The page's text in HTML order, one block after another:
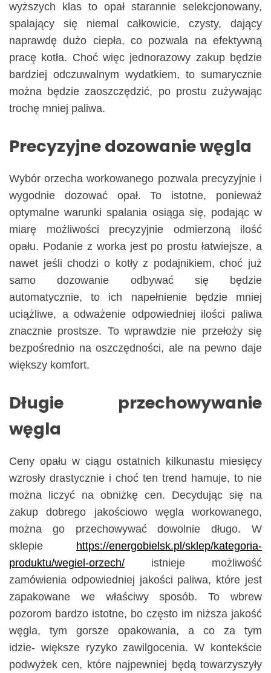
wyższych klas to opał starannie selekcjonowany,
spalający się niemal całkowicie, czysty, dający
naprawdę dużo ciepła, co pozwala na efektywną
pracę kotła. Choć więc jednorazowy zakup będzie
bardziej odczuwalnym wydatkiem, to sumarycznie
można będzie zaoszczędzić, po prostu zużywając
trochę mniej paliwa.
Precyzyjne dozowanie węgla
Wybór orzecha workowanego pozwala precyzyjnie i
wygodnie dozować opał. To istotne, ponieważ
optymalne warunki spalania osiąga się, podając w
miarę możliwości precyzyjnie odmierzoną ilość
opału. Podanie z worka jest po prostu łatwiejsze, a
nawet jeśli chodzi o kotły z podajnikiem, choć już
samo dozowanie odbywać się będzie
automatycznie, to ich napełnienie będzie mniej
uciążliwe, a odważenie odpowiedniej ilości paliwa
znacznie prostsze. To wprawdzie nie przełoży się
bezpośrednio na oszczędności, ale na pewno daje
większy komfort.
Długie przechowywanie
węgla
Ceny opału w ciągu ostatnich kilkunastu miesięcy
wzrosły drastycznie i choć ten trend hamuje, to nie
można liczyć na obniżkę cen. Decydując się na
zakup dobrego jakościowo węgla workowanego,
można go przechowywać dowolnie długo. W
sklepie https://energobielsk.pl/sklep/kategoria-
produktu/wegiel-orzech/ istnieje możliwość
zamówienia odpowiedniej jakości paliwa, które jest
zapakowane we właściwy sposób. To wbrew
pozorom bardzo istotne, bo często im niższa jakość
węgla, tym gorsze opakowania, a co za tym
idzie- większe ryzyko zawilgocenia. W kontekście
podwyżek cen, które najpewniej będą towarzyszyły